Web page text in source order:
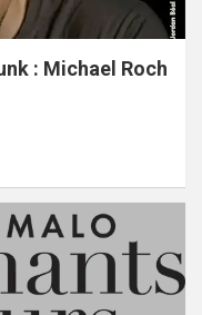
: Michael Roch